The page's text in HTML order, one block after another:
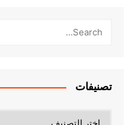
تصنيفات